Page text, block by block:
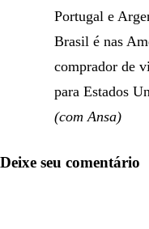
Portugal e
Brasil é nas
comprador de
para Estados
(com Ansa)
Deixe seu comentário